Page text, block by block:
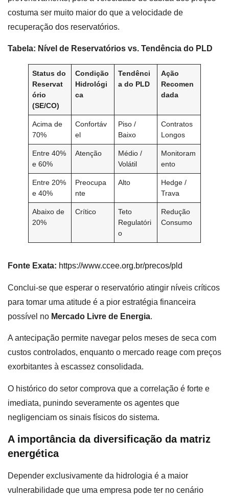
costuma ser muito maior do que a velocidade de
recuperação dos reservatórios.
Tabela: Nível de Reservatórios vs. Tendência do PLD
Status do
Reservat
ório
(SE/CO)
Condição
Hidrológi
ca
Tendênci
a do PLD
Ação
Recomen
dada
Acima de
70%
Confortáv
el
Piso /
Baixo
Contratos
Longos
Entre 40%
e 60%
Atenção
Médio /
Volátil
Monitoram
ento
Entre 20%
e 40%
Preocupa
nte
Alto
Hedge /
Trava
Abaixo de
20%
Crítico
Teto
Regulatóri
o
Redução
Consumo
Fonte Exata: https://www.ccee.org.br/precos/pld
Conclui-se que esperar o reservatório atingir níveis críticos
para tomar uma atitude é a pior estratégia financeira
possível no Mercado Livre de Energia.
A antecipação permite navegar pelos meses de seca com
custos controlados, enquanto o mercado reage com preços
exorbitantes à escassez consolidada.
O histórico do setor comprova que a correlação é forte e
imediata, punindo severamente os agentes que
negligenciam os sinais físicos do sistema.
A importância da diversificação da matriz
energética
Depender exclusivamente da hidrologia é a maior
vulnerabilidade que uma empresa pode ter no cenário